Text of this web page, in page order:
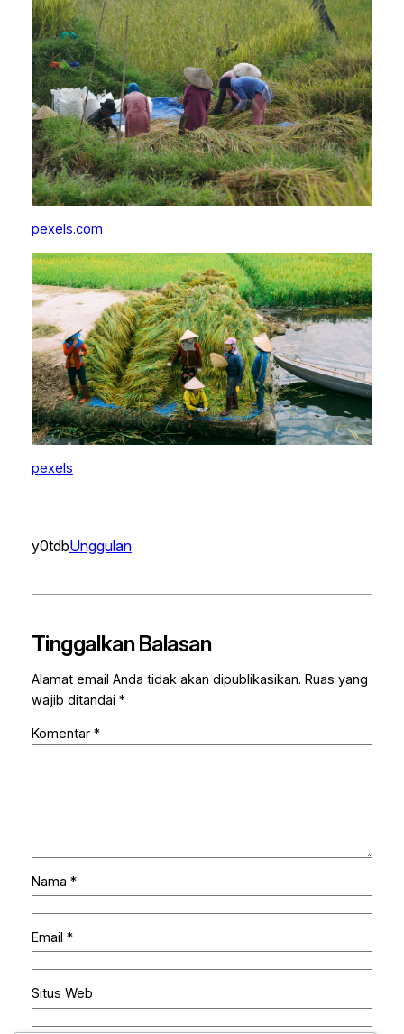
pexels.com
pexels
y0tdbUnggulan
Tinggalkan Balasan
Alamat email Anda tidak akan dipublikasikan. Ruas yang
wajib ditandai *
Komentar *
Nama *
Email *
Situs Web